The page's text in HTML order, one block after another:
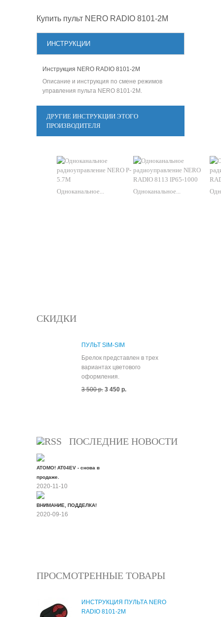
Купить пульт NERO RADIO 8101-2M
ИНСТРУКЦИИ
Инструкция NERO RADIO 8101-2M
Описание и инструкция по смене режимов
управления пульта NERO 8101-2M.
ДРУГИЕ ИНСТРУКЦИИ ЭТОГО
ПРОИЗВОДИТЕЛЯ
Oдноканальное... Одноканальное...
СКИДКИ
ПУЛЬТ SIM-SIM
Брелок представлен в трех
вариантах цветового
оформления.
3 500 р. 3 450 р.
ПОСЛЕДНИЕ НОВОСТИ
ATOMO! AT04EV - снова в
продаже.
2020-11-10
ВНИМАНИЕ, ПОДДЕЛКА!
2020-09-16
ПРОСМОТРЕННЫЕ ТОВАРЫ
ИНСТРУКЦИЯ ПУЛЬТА NERO
RADIO 8101-2M